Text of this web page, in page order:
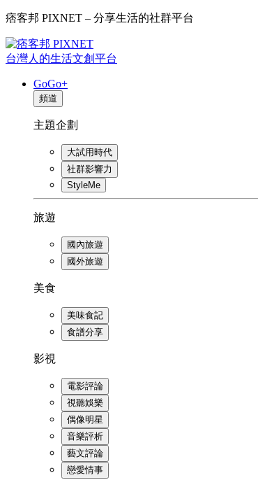
痞客邦 PIXNET – 分享生活的社群平台
台灣人的生活文創平台
GoGo+
頻道
主題企劃
大試用時代
社群影響力
StyleMe
旅遊
國內旅遊
國外旅遊
美食
美味食記
食譜分享
影視
電影評論
視聽娛樂
偶像明星
音樂評析
藝文評論
戀愛情事